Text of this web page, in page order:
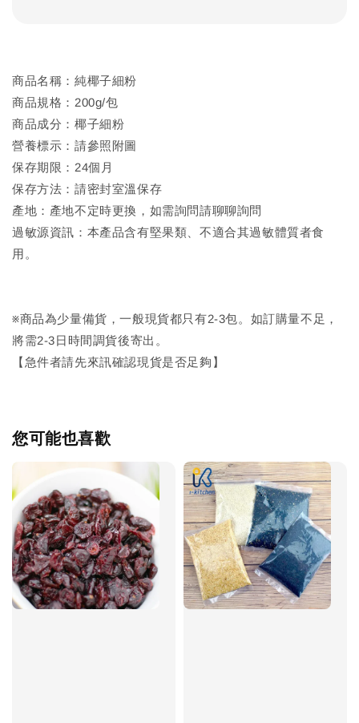
商品名稱：純椰子細粉
商品規格：200g/包
商品成分：椰子細粉
營養標示：請參照附圖
保存期限：24個月
保存方法：請密封室溫保存
產地：產地不定時更換，如需詢問請聊聊詢問
過敏源資訊：本產品含有堅果類、不適合其過敏體質者食
用。
※商品為少量備貨，一般現貨都只有2-3包。如訂購量不足，
將需2-3日時間調貨後寄出。
【急件者請先來訊確認現貨是否足夠】
您可能也喜歡